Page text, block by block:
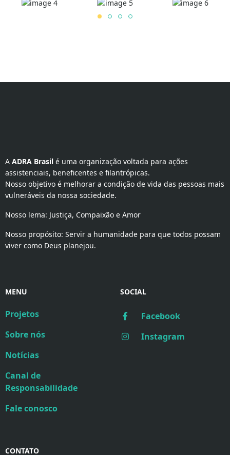
A ADRA Brasil é uma organização voltada para ações
assistenciais, beneficentes e filantrópicas.
Nosso objetivo é melhorar a condição de vida das pessoas mais
vulneráveis da nossa sociedade.
Nosso lema: Justiça, Compaixão e Amor
Nosso propósito: Servir a humanidade para que todos possam
viver como Deus planejou.
MENU
Projetos
Sobre nós
Notícias
Canal de
Responsabilidade
Fale conosco
SOCIAL
Facebook
Instagram
CONTATO